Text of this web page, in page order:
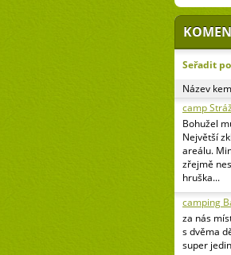
Seřadit
Název
camp
Bohužel
Největší
areálu.
zřejmě
hruška...
camping
za nás
s dvěma
super